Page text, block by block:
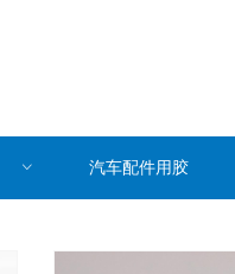
ꀁ 汽车配件用胶